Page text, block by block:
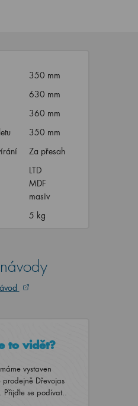
350 mm
630 mm
360 mm
350 mm
Za přesah
LTD
MDF
masiv
5 kg
to vidět?
vystaven
prodejně Dřevojas
Přijďte se podívat..